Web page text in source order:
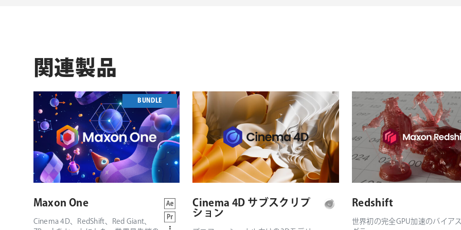
関連製品
BUNDLE
Maxon One
Cinema 4D、RedShift、Red Giant、
Cinema 4D サブスクリプ
ション
Redshift
世界初の完全GPU加速のバイア